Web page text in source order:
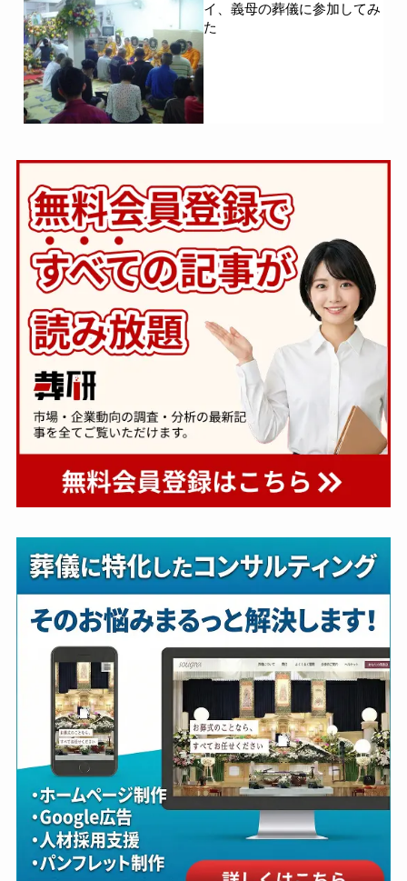
イ、義母の葬儀に参加してみ
た